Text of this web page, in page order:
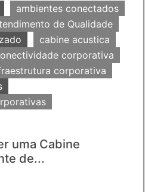
ambientes conectados
de Qualidade
cabine acustica
corporativa
corporativa
uma Cabine
de...